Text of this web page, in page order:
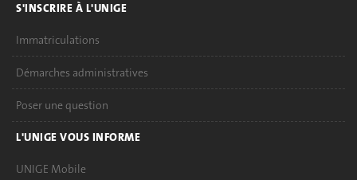
S'INSCRIRE À L'UNIGE
Immatriculations
Démarches administratives
Poser une question
L'UNIGE VOUS INFORME
UNIGE Mobile